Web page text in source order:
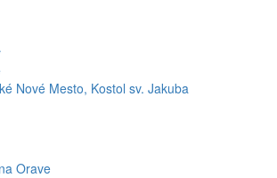
Nové Mesto, Kostol sv. Jakuba
Orave